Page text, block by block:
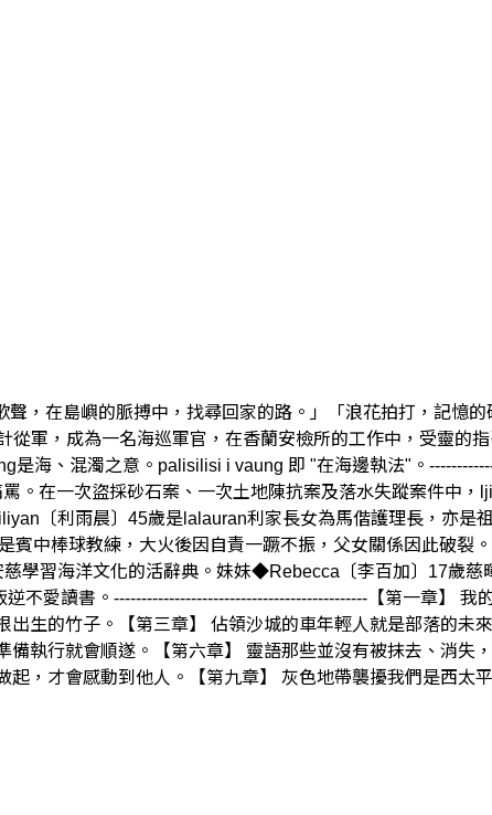
，在島嶼的脈搏中，找尋回家的路。」「浪花拍打，記憶
軍，成為一名海巡軍官，在香蘭安檢所的工作中，受靈的
海、混濁之意。palisilisi i vaung 即 "在海邊執法"。
。在一次盜採砂石案、一次土地陳抗案及落水失蹤案件中，
〔利雨晨〕45歲是lalauran利家長女為馬偕護理長，亦是
中棒球教練，大火後因自責一蹶不振，父女關係因此破裂
學習海洋文化的活辭典。妹妹◆Rebecca〔李百加〕17歲慈
愛讀書。----------------------------------------------【第一章】 我
生的竹子。【第三章】 佔領沙城的車年輕人就是部落的未
執行就會順遂。【第六章】 靈語那些並沒有被抹去、消失
，才會感動到他人。【第九章】 灰色地帶襲擾我們是西太